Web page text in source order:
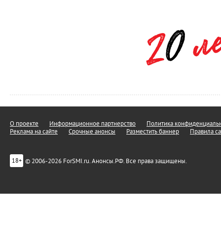
О проекте Информационное партнерство
Политика
Реклама на сайте
Срочные анонсы Разместить баннер Правила
18+ © 2006-2026 ForSMI.ru. Анонсы.РФ. Все права защищены.